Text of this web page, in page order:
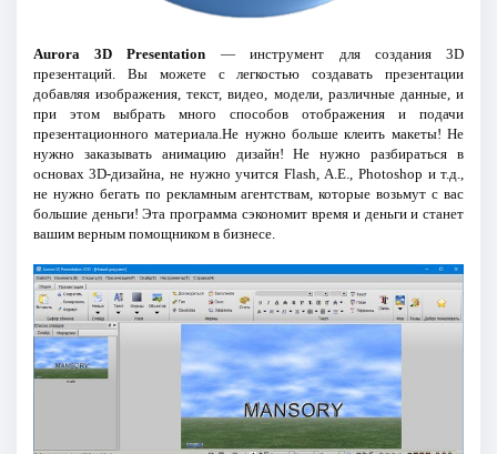
Aurora 3D Presentation — инструмент для создания 3D
презентаций. Вы можете с легкостью создавать презентации
добавляя изображения, текст, видео, модели, различные данные, и
при этом выбрать много способов отображения и подачи
презентационного материала.Не нужно больше клеить макеты! Не
нужно заказывать анимацию дизайн! Не нужно разбираться в
основах 3D-дизайна, не нужно учится Flash, А.Е., Photoshop и т.д.,
не нужно бегать по рекламным агентствам, которые возьмут с вас
большие деньги! Эта программа сэкономит время и деньги и станет
вашим верным помощником в бизнесе.